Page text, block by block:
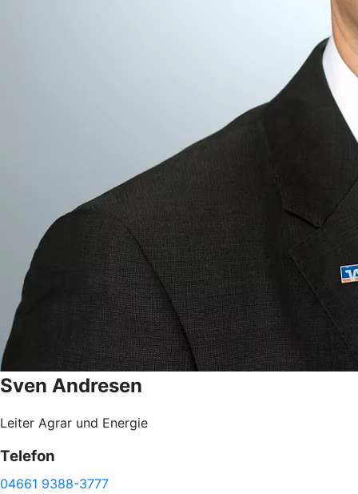
Sven Andresen
Leiter Agrar und Energie
Telefon
04661 9388-3777